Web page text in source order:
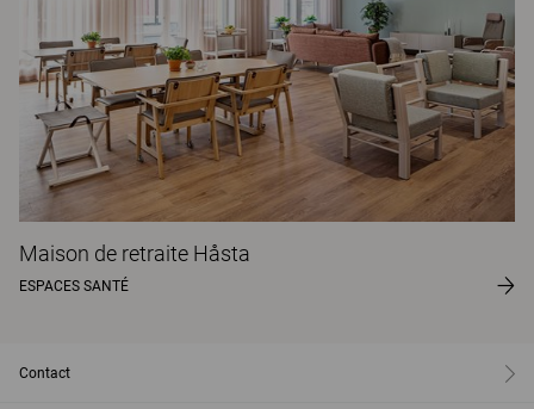
Maison de retraite Håsta
ESPACES SANTÉ
Contact